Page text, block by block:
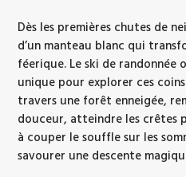
Dès les premières chutes de
d’un manteau blanc qui
féerique. Le ski de
unique pour explorer ces
travers une forêt enneigée,
douceur, atteindre les crêtes
à couper le souffle sur les
savourer une descente